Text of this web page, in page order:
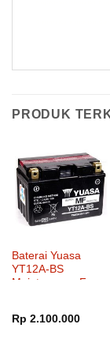
PRODUK
Baterai Yuasa
YT12A-BS
Maintenance Free
Rp 2.100.000